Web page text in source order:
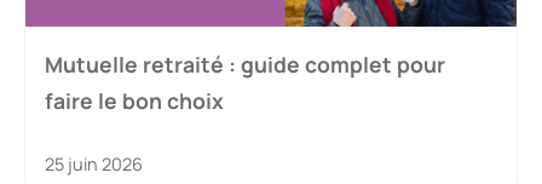
Mutuelle retraité : guide complet pour
faire le bon choix
25 juin 2026